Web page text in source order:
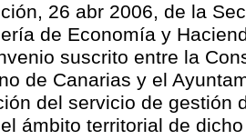
26 abr 2006, de la
de Economía y
suscrito entre la
de Canarias y el
del servicio de gestión
ámbito territorial de